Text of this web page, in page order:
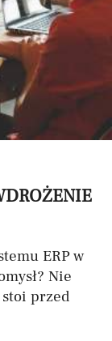
ERP w
Nie
przed